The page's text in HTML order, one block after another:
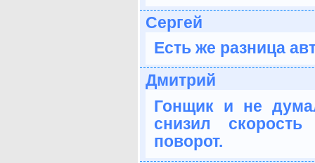
Сергей
Есть же разница
Дмитрий
Гонщик и не
снизил
поворот.